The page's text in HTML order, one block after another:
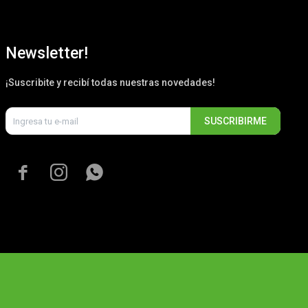
Newsletter!
¡Suscribite y recibí todas nuestras novedades!
SUSCRIBIRME
  